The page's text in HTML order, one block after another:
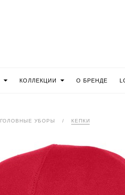
КОЛЛЕКЦИИ О БРЕНДЕ
ГОЛОВНЫЕ УБОРЫ / КЕПКИ